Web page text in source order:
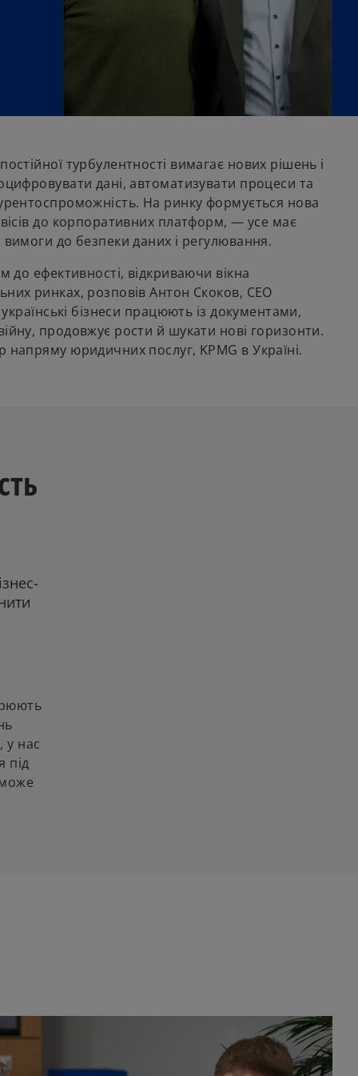
турбулентності вимагає нових рішень і
дані, автоматизувати процеси та
На ринку формується нова
до корпоративних платформ, — усе має
до безпеки даних і регулювання.
до ефективності, відкриваючи вікна
ринках, розповів Антон Скоков, СЕО
бізнеси працюють із документами,
продовжує рости й шукати нові горизонти.
юридичних послуг, KPMG в Україні.
у нас
під